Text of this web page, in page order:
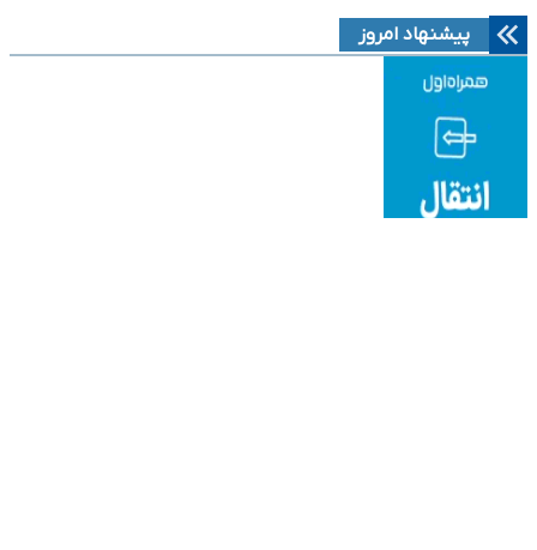
پیشنهاد امروز